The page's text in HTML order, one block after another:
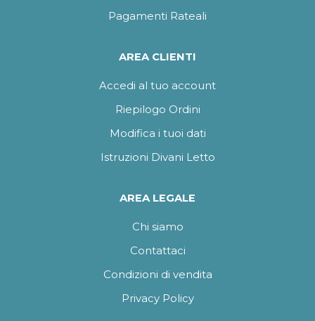
Pagamenti Rateali
AREA CLIENTI
Accedi al tuo account
Riepilogo Ordini
Modifica i tuoi dati
Istruzioni Divani Letto
AREA LEGALE
Chi siamo
Contattaci
Condizioni di vendita
Privacy Policy